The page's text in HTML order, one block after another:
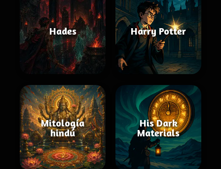
Hades Harry Potter
Mitología
hindú
His Dark
Materials